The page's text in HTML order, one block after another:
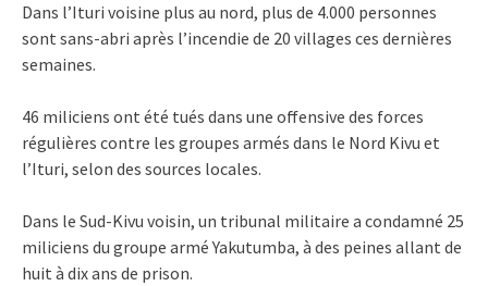
Dans l’Ituri voisine plus au nord, plus de 4.000 personnes
sont sans-abri après l’incendie de 20 villages ces dernières
semaines.
46 miliciens ont été tués dans une offensive des forces
régulières contre les groupes armés dans le Nord Kivu et
l’Ituri, selon des sources locales.
Dans le Sud-Kivu voisin, un tribunal militaire a condamné 25
miliciens du groupe armé Yakutumba, à des peines allant de
huit à dix ans de prison.